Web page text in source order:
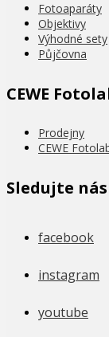
Fotoaparáty
Objektivy
Výhodné sety
Půjčovna
CEWE
Prodejny
CEWE
Sledujte nás
facebook
instagram
youtube